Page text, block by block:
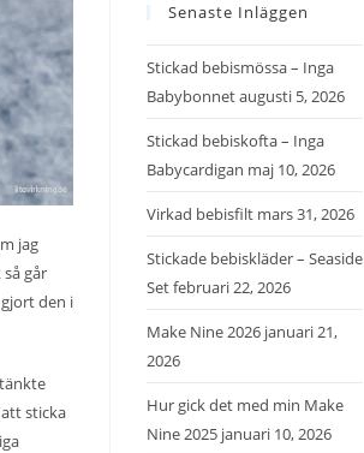
jag
går
den i
sticka
Senaste Inläggen
Stickad bebismössa – Inga
Babybonnetaugusti 5, 2026
Stickad bebiskofta – Inga
Babycardigan maj 10, 2026
Virkad bebisfilt mars 31, 2026
Stickade bebiskläder – Seaside
Setfebruari 22, 2026
Make Nine 2026 januari 21,
2026
Hur gick det med min Make
Nine 2025 januari 10, 2026